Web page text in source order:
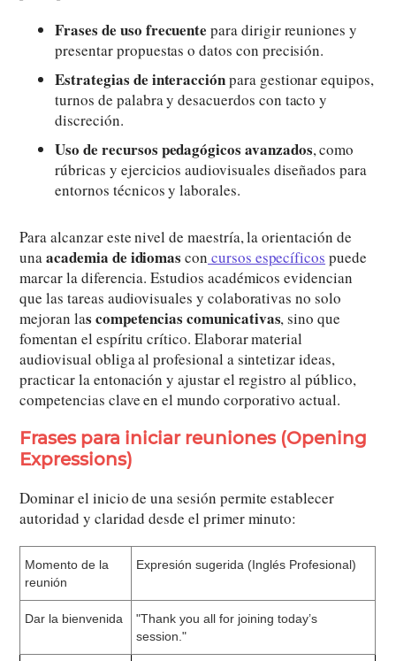
Frases de uso frecuente para dirigir reuniones y
presentar propuestas o datos con precisión.
Estrategias de interacciónpara gestionar equipos,
turnos de palabra y desacuerdos con tacto y
discreción.
Uso de recursos pedagógicos avanzados, como
rúbricas y ejercicios audiovisuales diseñados para
entornos técnicos y laborales.
Para alcanzar este nivel de maestría, la orientación de
unaacademia de idiomas con cursos específicos puede
marcar la diferencia. Estudios académicos evidencian
que las tareas audiovisuales y colaborativas no solo
mejoran las competencias comunicativas, sino que
fomentan el espíritu crítico. Elaborar material
audiovisual obliga al profesional a sintetizar ideas,
practicar la entonación y ajustar el registro al público,
competencias clave en el mundo corporativo actual.
Frases para iniciar reuniones (Opening
Expressions)
Dominar el inicio de una sesión permite establecer
autoridad y claridad desde el primer minuto:
Momento de la
reunión
Expresión sugerida (Inglés Profesional)
Dar la bienvenida
"Thank you all for joining today’s
session."